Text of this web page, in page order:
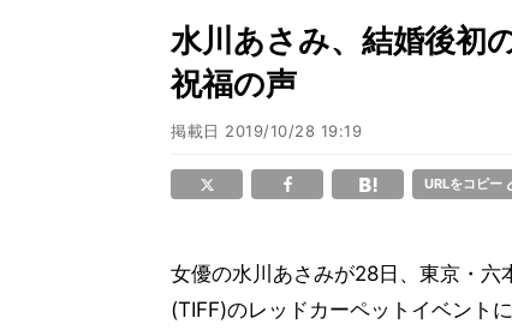
水川あさみ、結婚後初
祝福の声
掲載日 2019/10/28 19:19
URLをコピー
女優の水川あさみが28日、東京・
(TIFF)のレッドカーペットイベント